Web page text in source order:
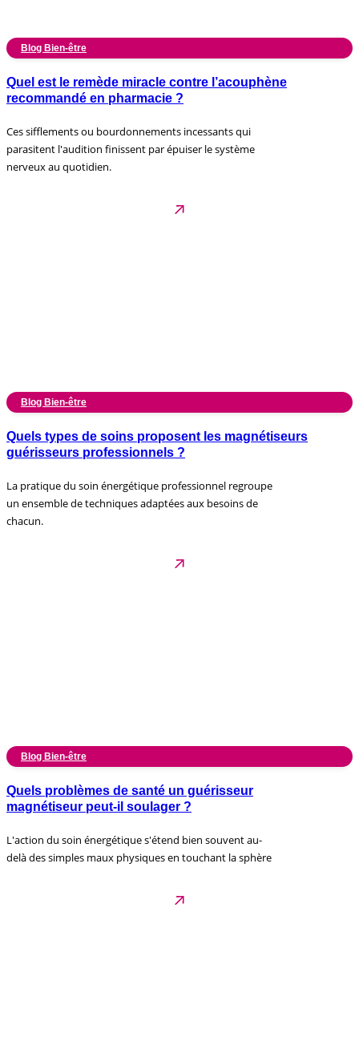
Blog Bien-être
Quel est le remède miracle contre l’acouphène
recommandé en pharmacie ?
Ces sifflements ou bourdonnements incessants qui
parasitent l'audition finissent par épuiser le système
nerveux au quotidien.
Blog Bien-être
Quels types de soins proposent les magnétiseurs
guérisseurs professionnels ?
La pratique du soin énergétique professionnel regroupe
un ensemble de techniques adaptées aux besoins de
chacun.
Blog Bien-être
Quels problèmes de santé un guérisseur
magnétiseur peut-il soulager ?
L'action du soin énergétique s'étend bien souvent au-
delà des simples maux physiques en touchant la sphère